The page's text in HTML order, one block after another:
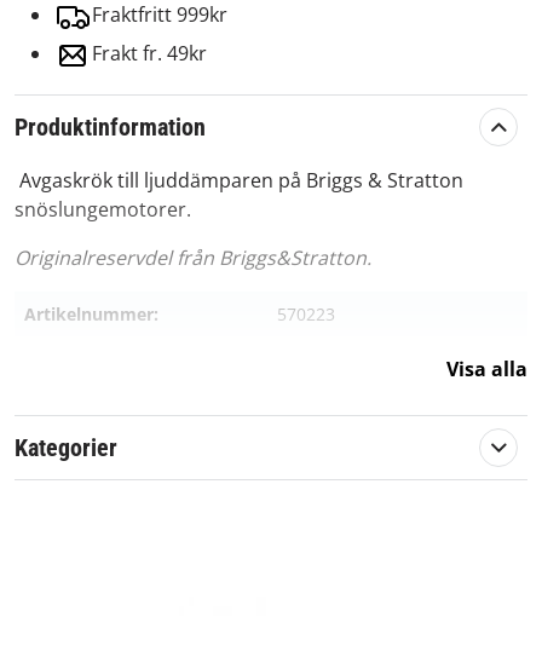
Fraktfritt 999kr
Frakt fr. 49kr
Produktinformation
Avgaskrök till ljuddämparen på Briggs & Stratton
snöslungemotorer.
Originalreservdel från Briggs&Stratton.
Artikelnummer:
570223
Visa alla
Kategorier